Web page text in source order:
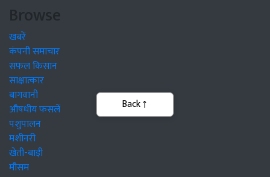
Browse
खबरें
कंपनी समाचार
सफल किसान
साक्षात्कार
बागवानी
औषधीय फसलें
पशुपालन
मशीनरी
खेती-बाड़ी
मौसम